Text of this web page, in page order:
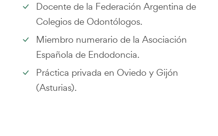
Docente de la Federación Argentina de
Colegios de Odontólogos.
Miembro numerario de la Asociación
Española de Endodoncia.
Práctica privada en Oviedo y Gijón
(Asturias).